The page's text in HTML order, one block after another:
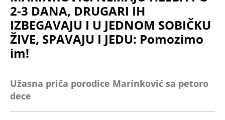
2-3 DANA, DRUGARI IH
IZBEGAVAJU I U JEDNOM SOBIČKU
ŽIVE, SPAVAJU I JEDU: Pomozimo
im!
Užasna priča porodice Marinković sa petoro
dece